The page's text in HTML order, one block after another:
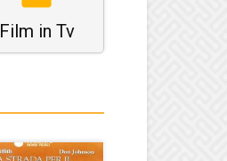
Film in Tv